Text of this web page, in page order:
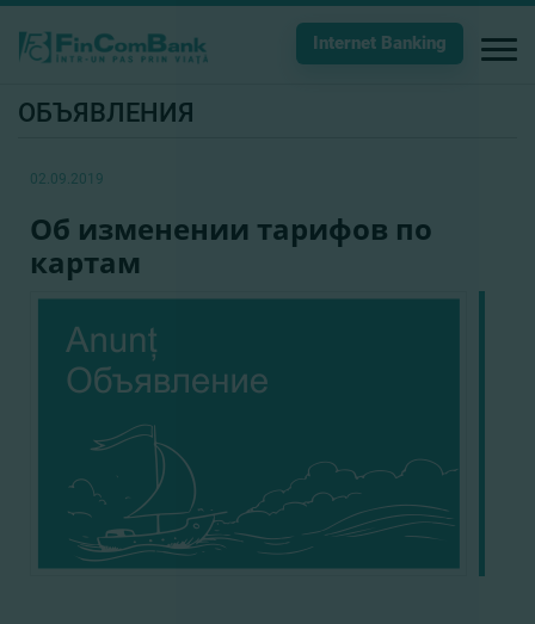
Internet Banking
ОБЪЯВЛЕНИЯ
02.09.2019
Об изменении тарифов по
картам